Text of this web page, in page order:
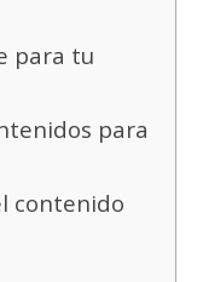
para tu
para
contenido